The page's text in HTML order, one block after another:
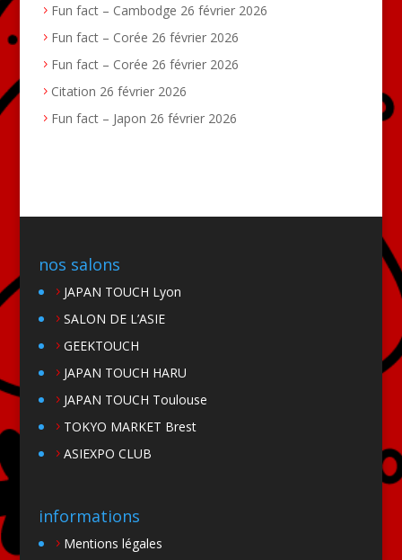
Fun fact – Cambodge 26 février 2026
Fun fact – Corée 26 février 2026
Fun fact – Corée 26 février 2026
Citation 26 février 2026
Fun fact – Japon 26 février 2026
nos salons
JAPAN TOUCH Lyon
SALON DE L’ASIE
GEEKTOUCH
JAPAN TOUCH HARU
JAPAN TOUCH Toulouse
TOKYO MARKET Brest
ASIEXPO CLUB
informations
Mentions légales